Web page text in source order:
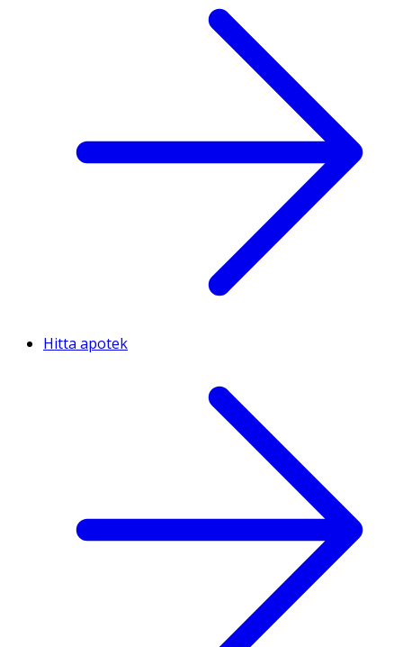
Hitta apotek